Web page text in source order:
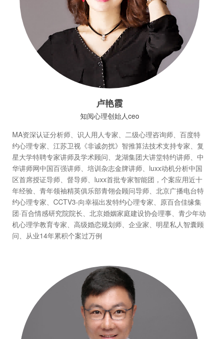
卢艳霞
知阅心理创始人ceo
MA资深认证分析师、识人用人专家、二级心理咨询师、百度特
约心理专家、江苏卫视《非诚勿扰》智推算法技术支持专家、复
星大学特聘专家讲师及学术顾问、龙湖集团大讲堂特约讲师、中
华讲师网中国百强讲师、培训杂志金牌讲师、luxx动机分析中国
区首席授证导师、督导师、luxx首批专家智能团，个案应用近十
年经验、青年领袖精英俱乐部青翎会顾问导师、北京广播电台特
约心理专家、CCTV3-向幸福出发特约心理专家、原百合佳缘集
团·百合情感研究院院长、北京婚姻家庭建设协会理事、青少年动
机心理学教育专家、高级婚恋规划师、企业家、明星私人智囊顾
问、从业14年累积个案过万例